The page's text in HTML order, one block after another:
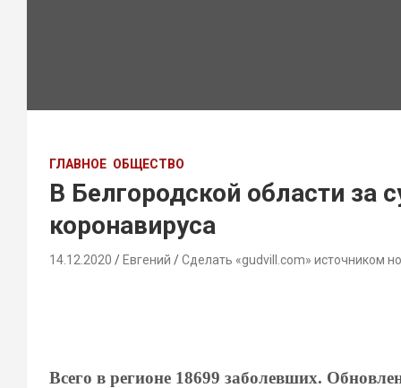
ГЛАВНОЕ ОБЩЕСТВО
В Белгородской области за
коронавируса
14.12.2020 Евгений Сделать «gudvill.com» источником
Всего в регионе 18699 заболевших.